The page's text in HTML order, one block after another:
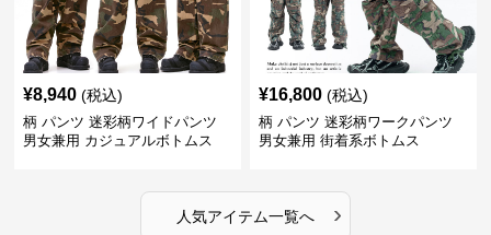
¥8,940 (税込)
柄 パンツ 迷彩柄ワイドパンツ
男女兼用 カジュアルボトムス
¥16,800 (税込)
柄 パンツ 迷彩柄ワークパンツ
男女兼用 街着系ボトムス
人気アイテム一覧へ ›